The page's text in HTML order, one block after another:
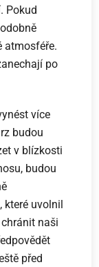
Pokud
atmosféře.
po
více
budou
v blízkosti
budou
které uvolnil
naši
před